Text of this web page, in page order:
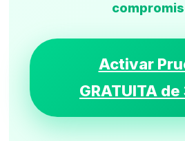
Activar
GRATUITA de